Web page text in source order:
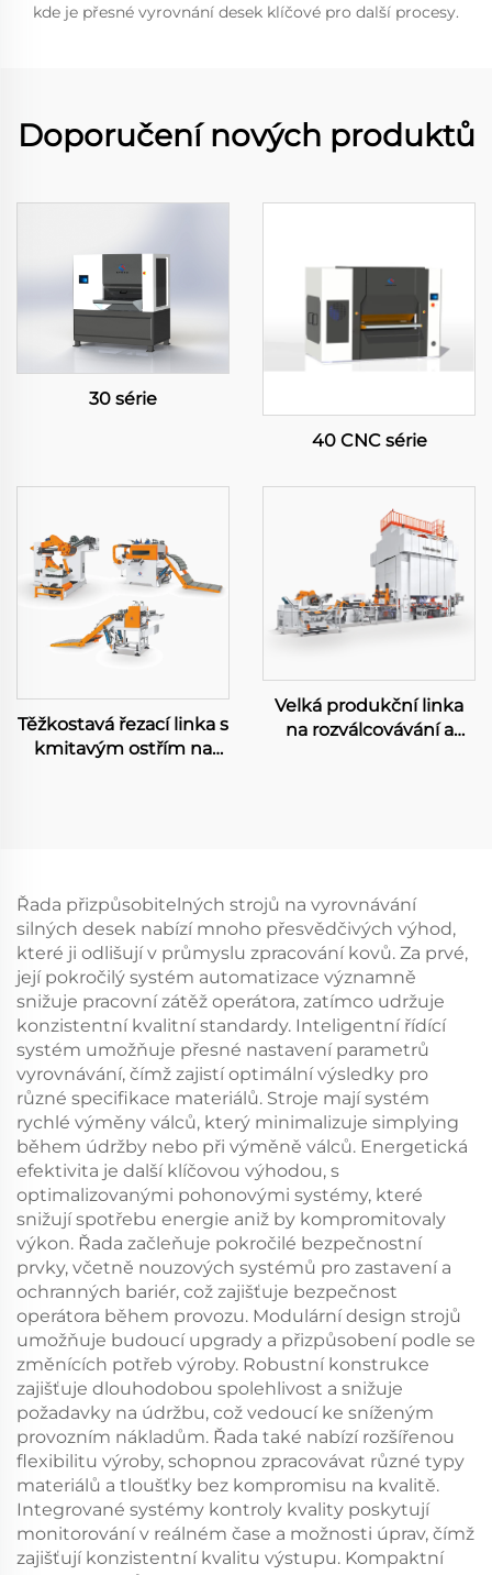
kde je přesné vyrovnání desek klíčové pro další procesy.
Doporučení nových produktů
30 série
40 CNC série
Těžkostavá řezací linka s
kmitavým ostřím na
Velká produkční linka
na rozválcovávání a
Řada přizpůsobitelných strojů na vyrovnávání
silných desek nabízí mnoho přesvědčivých výhod,
které ji odlišují v průmyslu zpracování kovů. Za prvé,
její pokročilý systém automatizace významně
snižuje pracovní zátěž operátora, zatímco udržuje
konzistentní kvalitní standardy. Inteligentní řídící
systém umožňuje přesné nastavení parametrů
vyrovnávání, čímž zajistí optimální výsledky pro
různé specifikace materiálů. Stroje mají systém
rychlé výměny válců, který minimalizuje simplying
během údržby nebo při výměně válců. Energetická
efektivita je další klíčovou výhodou, s
optimalizovanými pohonovými systémy, které
snižují spotřebu energie aniž by kompromitovaly
výkon. Řada začleňuje pokročilé bezpečnostní
prvky, včetně nouzových systémů pro zastavení a
ochranných bariér, což zajišťuje bezpečnost
operátora během provozu. Modulární design strojů
umožňuje budoucí upgrady a přizpůsobení podle se
změnících potřeb výroby. Robustní konstrukce
zajišťuje dlouhodobou spolehlivost a snižuje
požadavky na údržbu, což vedoucí ke sníženým
provozním nákladům. Řada také nabízí rozšířenou
flexibilitu výroby, schopnou zpracovávat různé typy
materiálů a tloušťky bez kompromisu na kvalitě.
Integrované systémy kontroly kvality poskytují
monitorování v reálném čase a možnosti úprav, čímž
zajišťují konzistentní kvalitu výstupu. Kompaktní